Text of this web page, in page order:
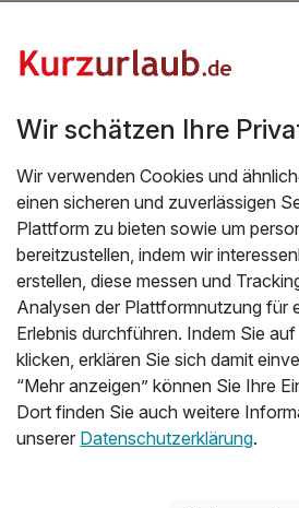
Wir schätzen Ihre
Wir verwenden Cookies und
einen sicheren und zuverlässigen
Plattform zu bieten sowie um
bereitzustellen, indem wir
erstellen, diese messen und
Analysen der Plattformnutzung für
Erlebnis durchführen. Indem Sie
klicken, erklären Sie sich damit
“Mehr anzeigen” können Sie Ihre
Dort finden Sie auch weitere
unserer Datenschutzerklärung.